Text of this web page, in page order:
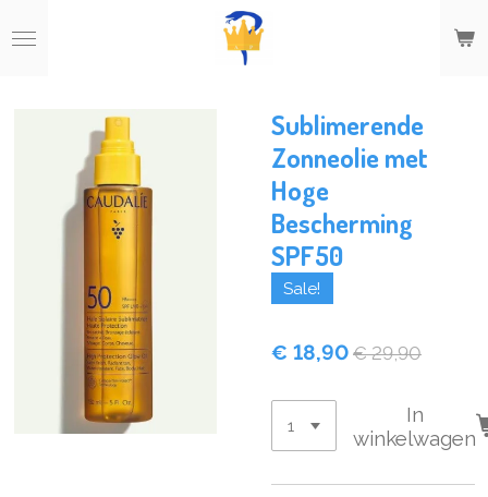
direct
hoofdinhoud
Sublimerende
Zonneolie met
Hoge
Bescherming
SPF50
Sale!
€ 18,90 € 29,90
In
winkelwagen